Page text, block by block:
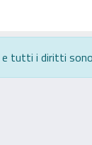
tutti i diritti